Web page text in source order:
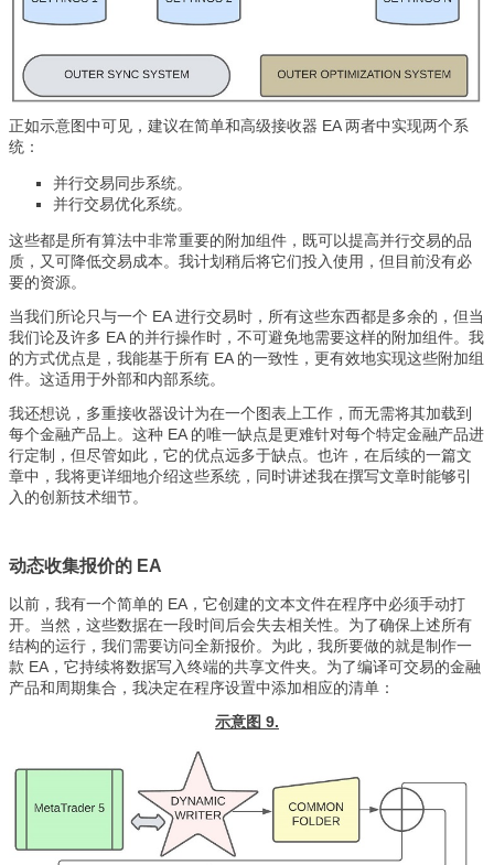
正如示意图中可见，建议在简单和高级接收器 EA 两者中实现两个系
统：
并行交易同步系统。
并行交易优化系统。
这些都是所有算法中非常重要的附加组件，既可以提高并行交易的品
质，又可降低交易成本。我计划稍后将它们投入使用，但目前没有必
要的资源。
当我们所论只与一个 EA 进行交易时，所有这些东西都是多余的，但当
我们论及许多 EA 的并行操作时，不可避免地需要这样的附加组件。我
的方式优点是，我能基于所有 EA 的一致性，更有效地实现这些附加组
件。这适用于外部和内部系统。
我还想说，多重接收器设计为在一个图表上工作，而无需将其加载到
每个金融产品上。这种 EA 的唯一缺点是更难针对每个特定金融产品进
行定制，但尽管如此，它的优点远多于缺点。也许，在后续的一篇文
章中，我将更详细地介绍这些系统，同时讲述我在撰写文章时能够引
入的创新技术细节。
动态收集报价的 EA
以前，我有一个简单的 EA，它创建的文本文件在程序中必须手动打
开。当然，这些数据在一段时间后会失去相关性。为了确保上述所有
结构的运行，我们需要访问全新报价。为此，我所要做的就是制作一
款 EA，它持续将数据写入终端的共享文件夹。为了编译可交易的金融
产品和周期集合，我决定在程序设置中添加相应的清单：
示意图 9.